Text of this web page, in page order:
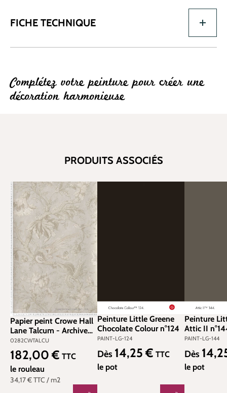
FICHE TECHNIQUE
Complétez votre peinture pour créer une
décoration harmonieuse
PRODUITS ASSOCIÉS
Papier peint Crowe Hall
Lane Talcum - Archive
Trails II de Little Greene |
Réf. 0282CWTALCU
0282CWTALCU
34,17 €TTC / m2
Prix régulier :
182,00 € TTC
le rouleau
Peinture Little Greene
Chocolate Colour n°124
PAINT-LG-124
Prix régulier :
Dès 14,25 € TTC
le pot
Peinture
Attic II
PAINT-LG-144
Prix
Dès
le pot